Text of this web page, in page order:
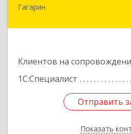
Гагарин
Клиентов на
1С:Специалист
Отправить
Показать
215010, Смоленская обл,
Отправить
Назад